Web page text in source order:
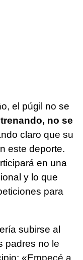
el púgil no se
no se
claro que su
este deporte.
en una
y lo que
para
subirse al
padres no le
«Empecé a